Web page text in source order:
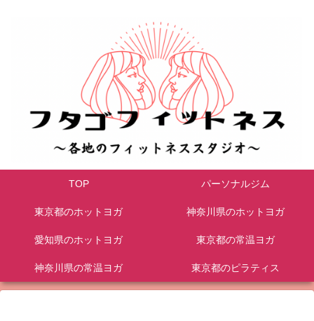
TOP パーソナルジム
東京都のホットヨガ 神奈川県のホットヨガ
愛知県のホットヨガ 東京都の常温ヨガ
神奈川県の常温ヨガ 東京都のピラティス